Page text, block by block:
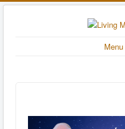
Menu